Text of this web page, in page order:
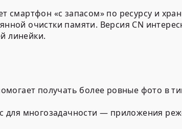
смартфон «с запасом» по ресурсу и
очистки памяти. Версия CN
линейки.
получать более ровные фото в
для многозадачности — приложения